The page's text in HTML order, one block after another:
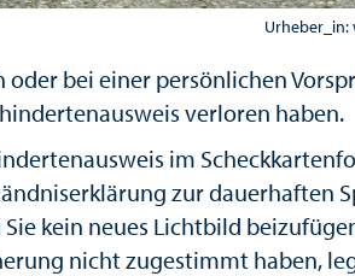
oder bei einer persönlichen
verloren haben.
im
zur dauerhaften
kein neues Lichtbild
nicht zugestimmt haben,